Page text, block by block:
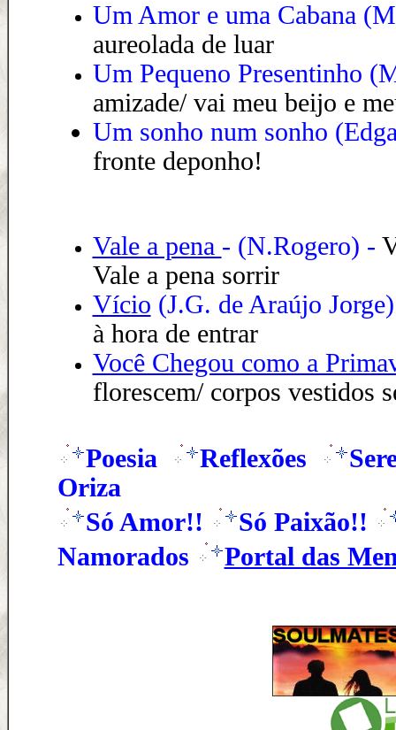
Um Amor e uma Cabana (
aureolada de luar
Um Pequeno Presentinho (
amizade/ vai meu beijo e
Um sonho num sonho
fronte deponho!
Vale a pena - (N.Rogero) -
Vale a pena sorrir
Vício (J.G. de Araújo
à hora de entrar
Você Chegou como a
florescem/ corpos vestidos
Poesia Reflexões
Oriza
Só Amor!!
Só Paixão!!
Namorados
Portal das